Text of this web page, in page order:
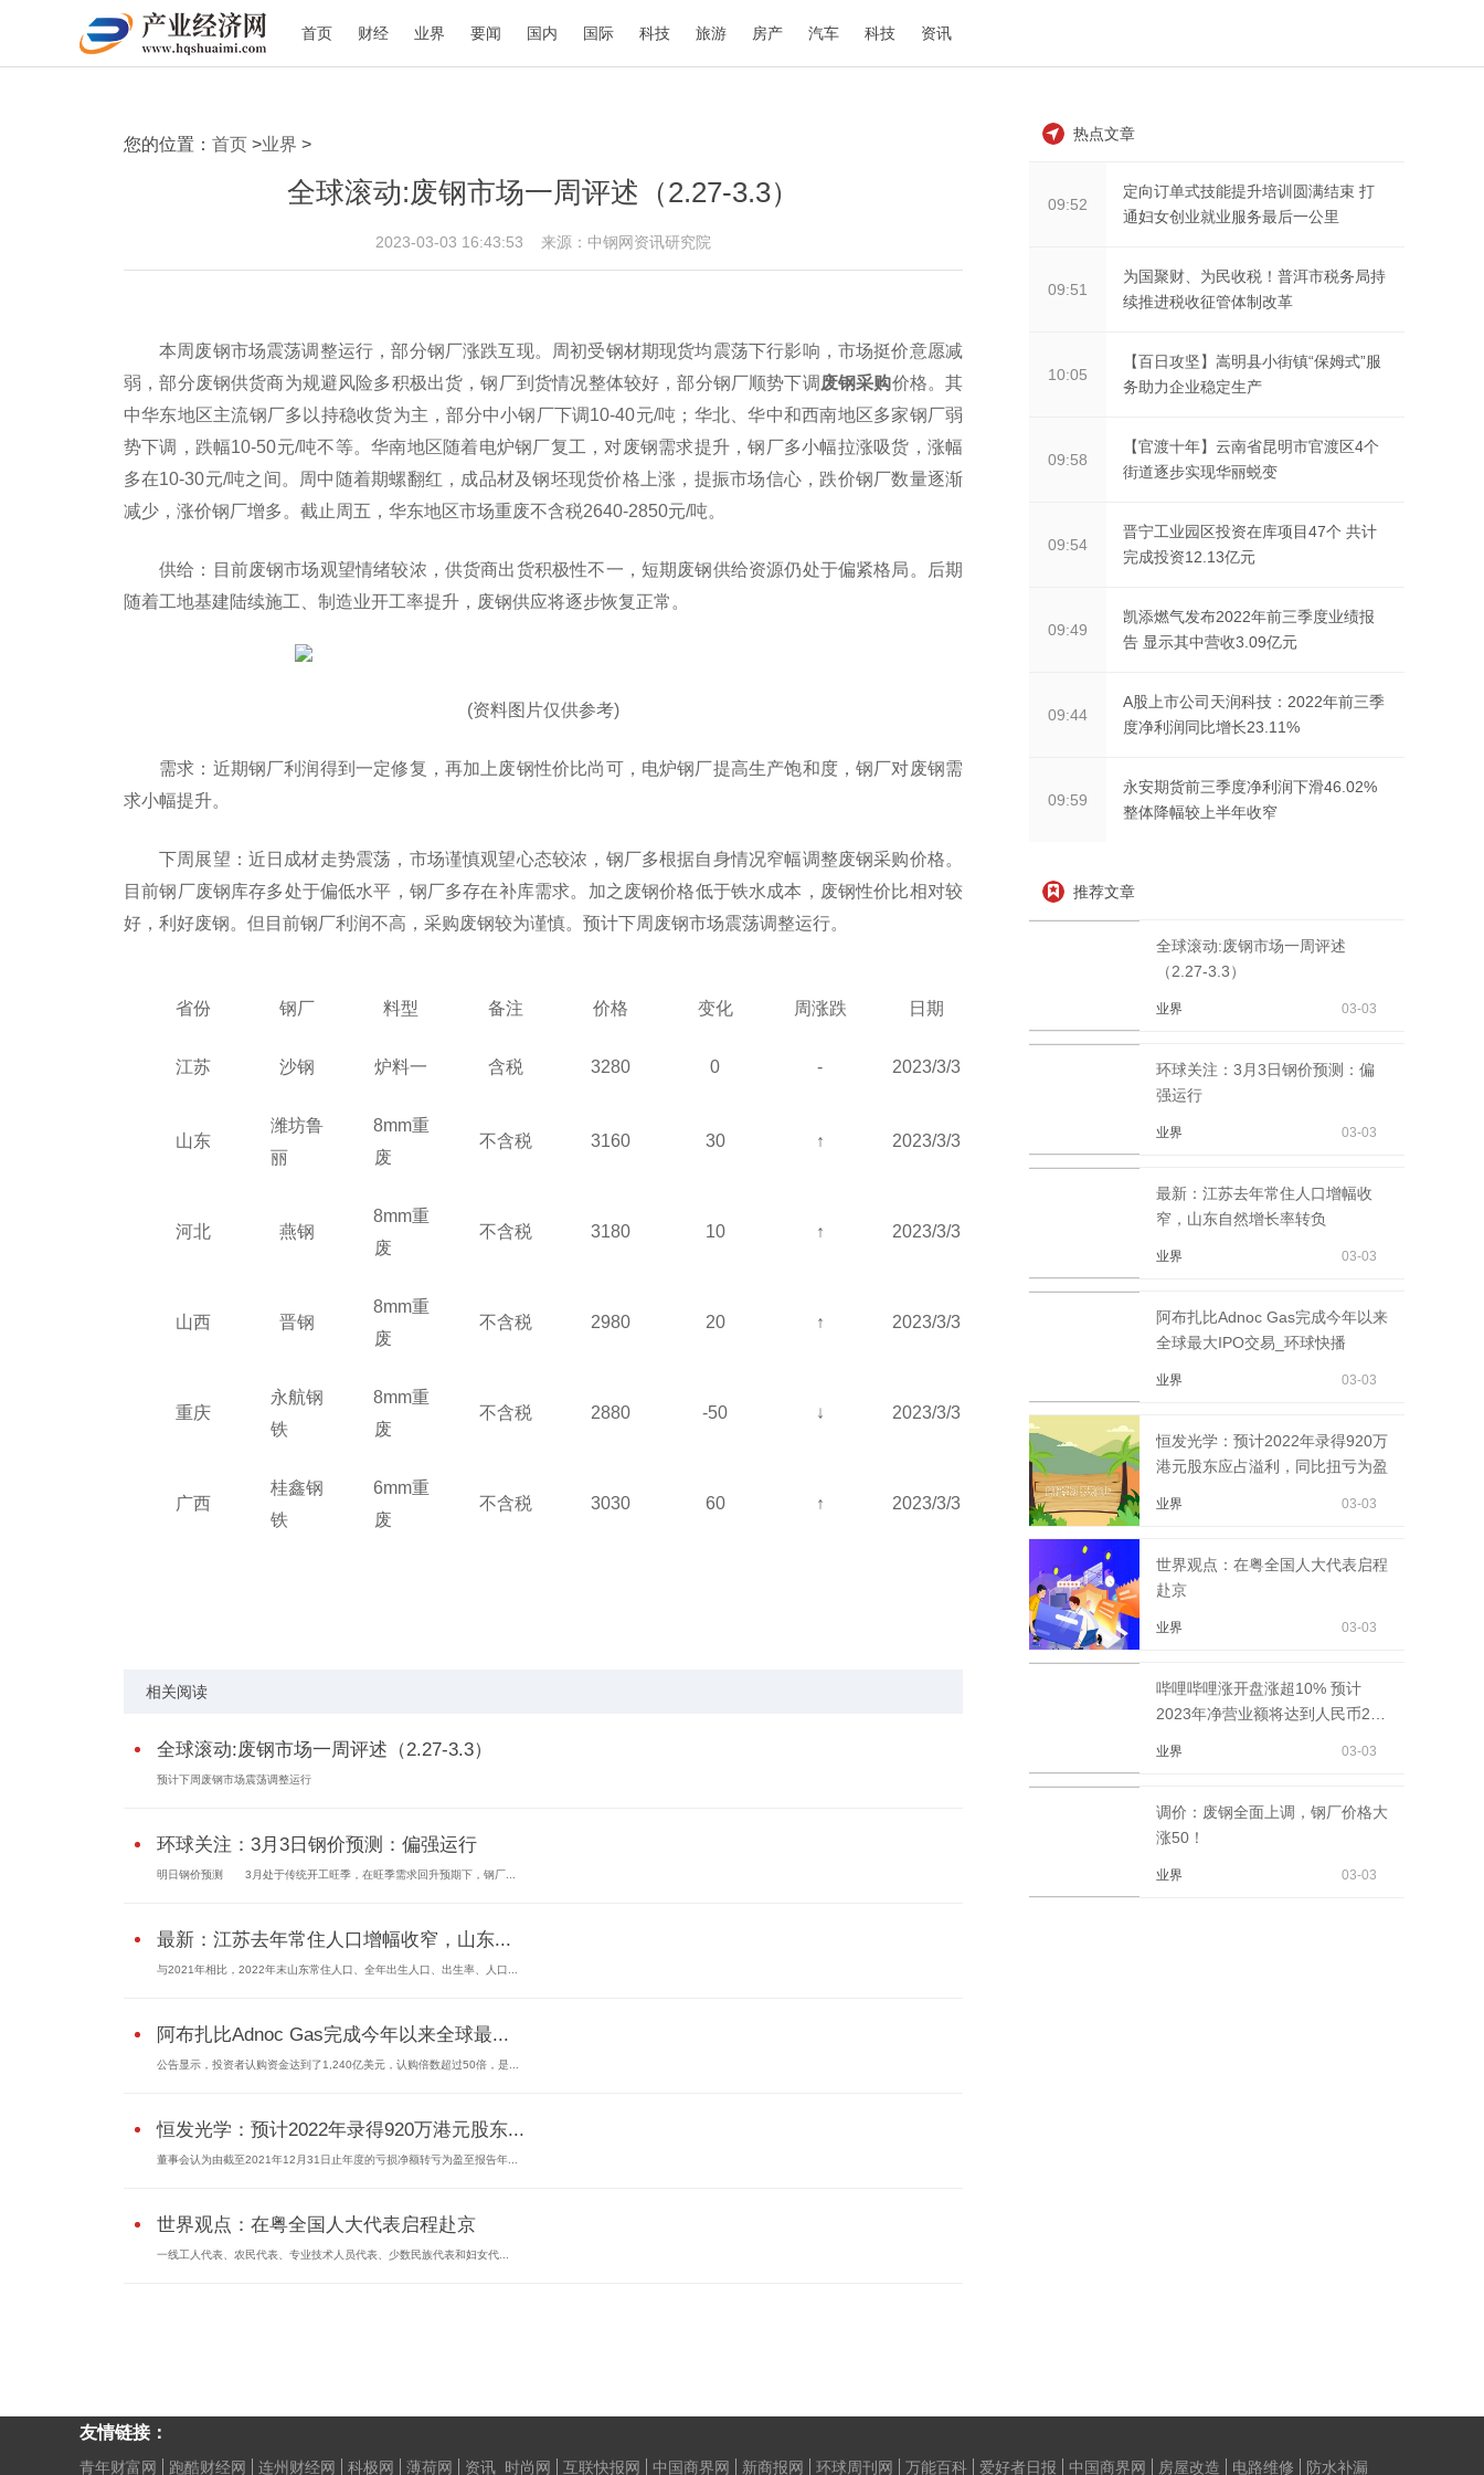
首页 财经 业界 要闻 国内 国际 科技 旅游 房产 汽车 科技 资讯
您的位置： 首页 >业界 >
全球滚动:废钢市场一周评述（2.27-3.3）
2023-03-03 16:43:53 来源：中钢网资讯研究院
本周废钢市场震荡调整运行，部分钢厂涨跌互现。周初受钢材期现货均震荡下行影响，市场挺价意愿减
弱，部分废钢供货商为规避风险多积极出货，钢厂到货情况整体较好，部分钢厂顺势下调 废钢采购价格。其
中华东地区主流钢厂多以持稳收货为主，部分中小钢厂下调10-40元/吨；华北、华中和西南地区多家钢厂弱
势下调，跌幅10-50元/吨不等。华南地区随着电炉钢厂复工，对废钢需求提升，钢厂多小幅拉涨吸货，涨幅
多在10-30元/吨之间。周中随着期螺翻红，成品材及钢坯现货价格上涨，提振市场信心，跌价钢厂数量逐渐
减少，涨价钢厂增多。截止周五，华东地区市场重废不含税2640-2850元/吨。
供给：目前废钢市场观望情绪较浓，供货商出货积极性不一，短期废钢供给资源仍处于偏紧格局。后期
随着工地基建陆续施工、制造业开工率提升，废钢供应将逐步恢复正常。
(资料图片仅供参考)
需求：近期钢厂利润得到一定修复，再加上废钢性价比尚可，电炉钢厂提高生产饱和度，钢厂对废钢需
求小幅提升。
下周展望：近日成材走势震荡，市场谨慎观望心态较浓，钢厂多根据自身情况窄幅调整废钢采购价格。
目前钢厂废钢库存多处于偏低水平，钢厂多存在补库需求。加之废钢价格低于铁水成本，废钢性价比相对较
好，利好废钢。但目前钢厂利润不高，采购废钢较为谨慎。预计下周废钢市场震荡调整运行。
省份 钢厂 料型 备注 价格 变化 周涨跌 日期
江苏 沙钢 炉料一 含税 3280 0 - 2023/3/3
山东
潍坊鲁
丽
8mm重
废
不含税 3160 30 ↑ 2023/3/3
河北 燕钢
8mm重
废
不含税 3180 10 ↑ 2023/3/3
山西 晋钢
8mm重
废
不含税 2980 20 ↑ 2023/3/3
重庆
永航钢
铁
8mm重
废
不含税 2880 -50 ↓ 2023/3/3
广西
桂鑫钢
铁
6mm重
废
不含税 3030 60 ↑ 2023/3/3
相关阅读
全球滚动:废钢市场一周评述（2.27-3.3）
预计下周废钢市场震荡调整运行
环球关注：3月3日钢价预测：偏强运行
明日钢价预测 3月处于传统开工旺季，在旺季需求回升预期下，钢厂...
最新：江苏去年常住人口增幅收窄，山东...
与2021年相比，2022年末山东常住人口、全年出生人口、出生率、人口...
阿布扎比Adnoc Gas完成今年以来全球最...
公告显示，投资者认购资金达到了1,240亿美元，认购倍数超过50倍，是...
恒发光学：预计2022年录得920万港元股东...
董事会认为由截至2021年12月31日止年度的亏损净额转亏为盈至报告年...
世界观点：在粤全国人大代表启程赴京
一线工人代表、农民代表、专业技术人员代表、少数民族代表和妇女代...
热点文章
09:52
定向订单式技能提升培训圆满结束 打
通妇女创业就业服务最后一公里
09:51
为国聚财、为民收税！普洱市税务局持
续推进税收征管体制改革
10:05
【百日攻坚】嵩明县小街镇“保姆式”服
务助力企业稳定生产
09:58
【官渡十年】云南省昆明市官渡区4个
街道逐步实现华丽蜕变
09:54
晋宁工业园区投资在库项目47个 共计
完成投资12.13亿元
09:49
凯添燃气发布2022年前三季度业绩报
告 显示其中营收3.09亿元
09:44
A股上市公司天润科技：2022年前三季
度净利润同比增长23.11%
09:59
永安期货前三季度净利润下滑46.02%
整体降幅较上半年收窄
推荐文章
全球滚动:废钢市场一周评述
（2.27-3.3）
业界 03-03
环球关注：3月3日钢价预测：偏
强运行
业界 03-03
最新：江苏去年常住人口增幅收
窄，山东自然增长率转负
业界 03-03
阿布扎比Adnoc Gas完成今年以来
全球最大IPO交易_环球快播
业界 03-03
恒发光学：预计2022年录得920万
港元股东应占溢利，同比扭亏为盈
业界 03-03
世界观点：在粤全国人大代表启程
赴京
业界 03-03
哔哩哔哩涨开盘涨超10% 预计
2023年净营业额将达到人民币240
业界 03-03
调价：废钢全面上调，钢厂价格大
涨50！
业界 03-03
友情链接：
青年财富网 跑酷财经网 连州财经网 科极网 薄荷网 资讯_时尚网 互联快报网 中国商界网 新商报网 环球周刊网 万能百科 爱好者日报 中国商界网 房屋改造 电路维修 防水补漏